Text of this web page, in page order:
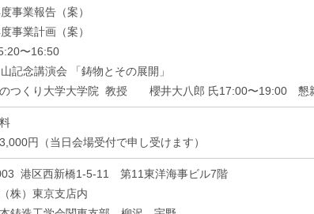
事業報告（案）
事業計画（案）
〜16:50
記念講演会 「鋳物とその展開」
つくり大学大学院 教授 櫻井大八郎 氏17:00〜19:00 懇
円（当日会場受付で申し受けます）
港区西新橋1-5-11 第11東洋海事ビル7階
株）東京支店内